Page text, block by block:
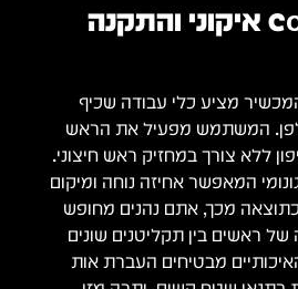
מבנה Concorde איקוני והתקנה
מציע כלי עבודה שכיף
המשתמש מפעיל את הראש
ללא צורך במחזיק ראש חיצוני.
המאפשר אחיזה נוחה ומיקום
מכך, אתם נהנים מחופש
ראשים בין תקליטנים שונים
מבטיחים העברת אות